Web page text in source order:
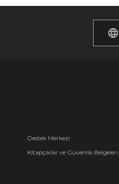
Destek Merkezi
Kitapçıklar ve Güvenlik Belgeleri